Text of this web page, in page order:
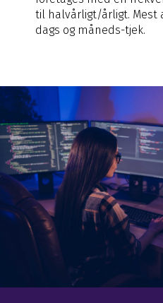
til halvårligt/årligt. Mest
dags og måneds-tjek.